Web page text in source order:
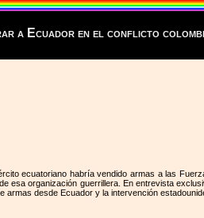
a Ecuador en el conflicto
ecuatoriano habría vendido armas a las
esa organización guerrillera. En entrevista
desde Ecuador y la intervención